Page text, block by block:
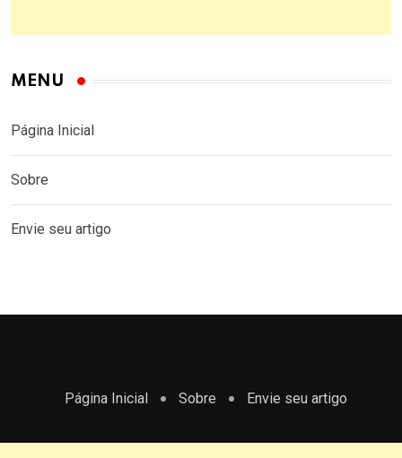
MENU
Página Inicial
Sobre
Envie seu artigo
Página Inicial Sobre Envie seu artigo